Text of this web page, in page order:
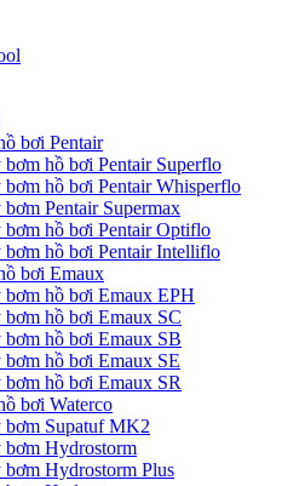
bơi Pentair
bơm hồ bơi Pentair Superflo
bơm hồ bơi Pentair Whisperflo
Pentair Supermax
bơm hồ bơi Pentair Optiflo
bơm hồ bơi Pentair Intelliflo
bơi Emaux
bơm hồ bơi Emaux EPH
bơm hồ bơi Emaux SC
bơm hồ bơi Emaux SB
bơm hồ bơi Emaux SE
bơm hồ bơi Emaux SR
bơi Waterco
bơm Supatuf MK2
bơm Hydrostorm
bơm Hydrostorm Plus